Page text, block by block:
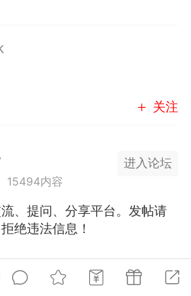
收到一些信息
下声明，规范
关注
15494内容
进入论坛
、提问、分享平台。发帖请
绝违法信息！
正序